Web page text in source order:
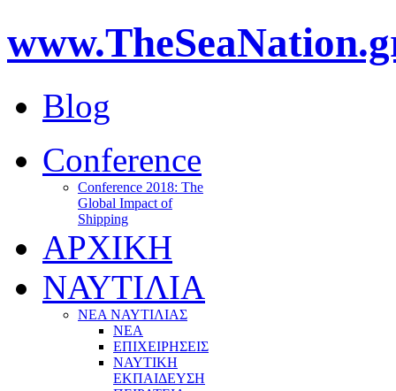
Blog
Conference
Conference 2018: The
Global Impact of
Shipping
ΑΡΧΙΚΗ
ΝΑΥΤΙΛΙΑ
ΝΕΑ ΝΑΥΤΙΛΙΑΣ
ΝΕΑ
ΕΠΙΧΕΙΡΗΣΕΙΣ
ΝΑΥΤΙΚΗ
ΕΚΠΑΙΔΕΥΣΗ